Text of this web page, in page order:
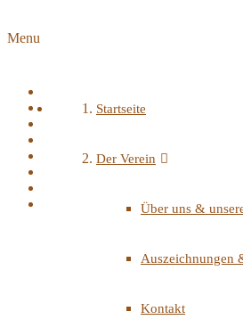
Menu
Startseite
Der Verein
Über uns &
Auszeichnungen
Kontakt